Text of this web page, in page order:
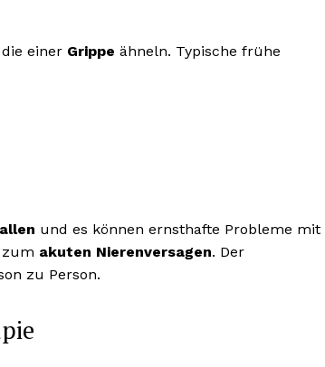
einer Grippe ähneln. Typische frühe
und es können ernsthafte Probleme mit
akuten Nierenversagen. Der
zu Person.